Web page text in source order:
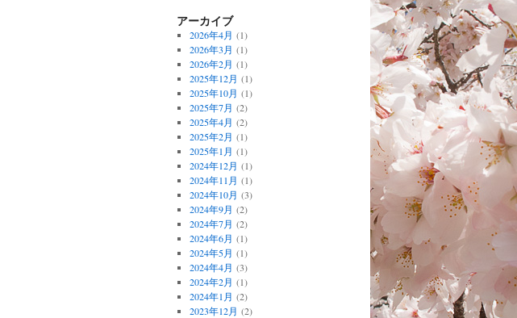
アーカイブ
2026年4月 (1)
2026年3月 (1)
2026年2月 (1)
2025年12月 (1)
2025年10月 (1)
2025年7月 (2)
2025年4月 (2)
2025年2月 (1)
2025年1月 (1)
2024年12月 (1)
2024年11月 (1)
2024年10月 (3)
2024年9月 (2)
2024年7月 (2)
2024年6月 (1)
2024年5月 (1)
2024年4月 (3)
2024年2月 (1)
2024年1月 (2)
2023年12月 (2)